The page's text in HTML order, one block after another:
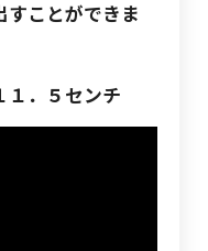
ことができま
．５センチ